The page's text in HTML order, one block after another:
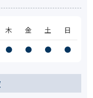
木 金 土
日
● ● ● ●